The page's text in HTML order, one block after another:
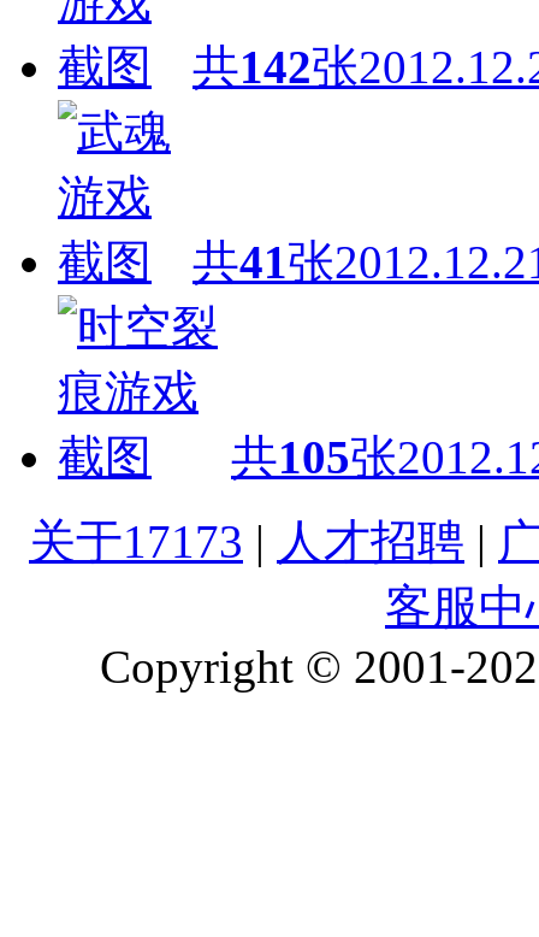
共142张
共41张
共105张
关于17173 | 人才招聘 |
客服中
Copyright © 2001-